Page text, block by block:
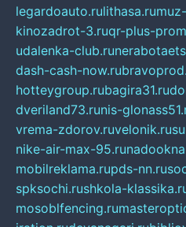
legardoauto.rulithasa.ru
kinozadrot-3.ruqr-plus-
udalenka-club.ru
dash-cash-now.ru
hotteygroup.rubagira31.ru
dveriland73.runis-
vrema-zdorov.ruvelonik.ru
nike-air-max-95.ru
mobilreklama.rupds-nn.ru
spksochi.rushkola-
mosoblfencing.ru